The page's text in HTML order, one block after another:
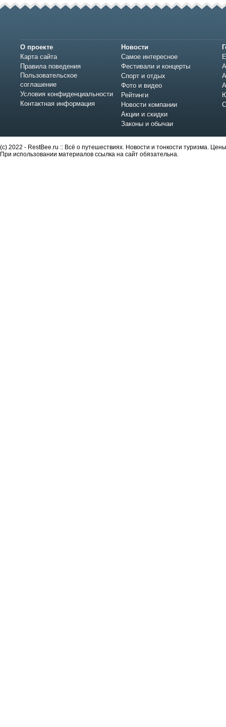
О проекте
Карта сайта
Правила поведения
Пользовательское
соглашение
Условия конфиденциальности
Контактная информация
Новости
Самое интересное
Фестивали и концерты
Спорт и отдых
Фото и видео
Рейтинги
Новости компании
Акции и скидки
Законы и обычаи
(c) 2022 - RestBee.ru :: Всё о путешествиях. Новости и тонкости туризма.
При использовании материалов ссылка на сайт обязательна.